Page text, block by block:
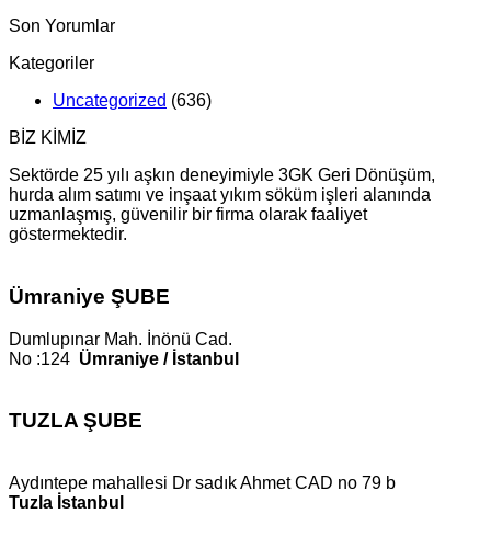
Son Yorumlar
Kategoriler
Uncategorized (636)
BİZ KİMİZ
Sektörde 25 yılı aşkın deneyimiyle 3GK Geri Dönüşüm,
hurda alım satımı ve inşaat yıkım söküm işleri alanında
uzmanlaşmış, güvenilir bir firma olarak faaliyet
göstermektedir.
Ümraniye ŞUBE
Dumlupınar Mah. İnönü Cad.
No :124 Ümraniye / İstanbul
TUZLA ŞUBE
Aydıntepe mahallesi Dr sadık Ahmet CAD no 79 b
Tuzla İstanbul